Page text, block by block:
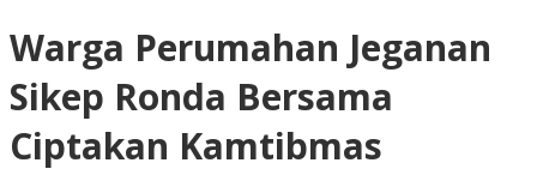
Sikep
Bersama
Ciptakan
Kamtibmas
Kondusif
Warga Perumahan Jeganan
Sikep Ronda Bersama
Ciptakan Kamtibmas